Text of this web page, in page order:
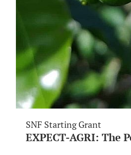
SNF Starting Grant
EXPECT-AGRI: